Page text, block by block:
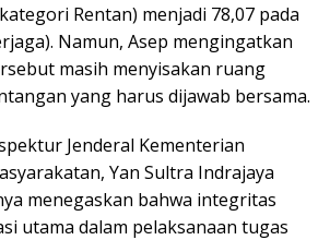
Rentan) menjadi 78,07 pada
Namun, Asep mengingatkan
masih menyisakan ruang
yang harus dijawab bersama.
Jenderal Kementerian
Yan Sultra Indrajaya
menegaskan bahwa integritas
utama dalam pelaksanaan tugas